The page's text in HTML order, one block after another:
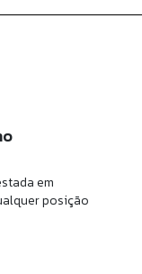
em
posição